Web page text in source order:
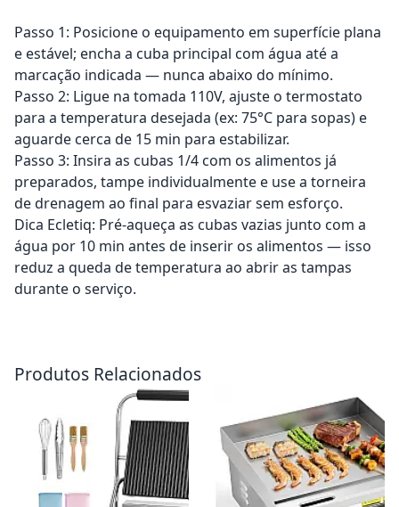
Passo 1: Posicione o equipamento em superfície plana
e estável; encha a cuba principal com água até a
marcação indicada — nunca abaixo do mínimo.
Passo 2: Ligue na tomada 110V, ajuste o termostato
para a temperatura desejada (ex: 75°C para sopas) e
aguarde cerca de 15 min para estabilizar.
Passo 3: Insira as cubas 1/4 com os alimentos já
preparados, tampe individualmente e use a torneira
de drenagem ao final para esvaziar sem esforço.
Dica Ecletiq: Pré-aqueça as cubas vazias junto com a
água por 10 min antes de inserir os alimentos — isso
reduz a queda de temperatura ao abrir as tampas
durante o serviço.
Produtos Relacionados
Adicionar ao carrinho